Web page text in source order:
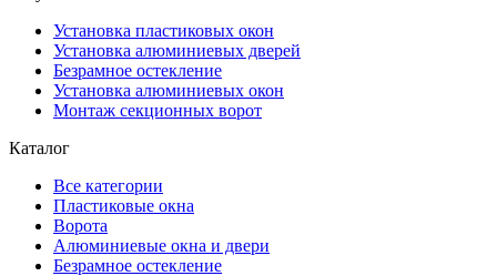
Установка пластиковых окон
Установка алюминиевых дверей
Безрамное остекление
Установка алюминиевых окон
Монтаж секционных ворот
Каталог
Все категории
Пластиковые окна
Ворота
Алюминиевые окна и двери
Безрамное остекление